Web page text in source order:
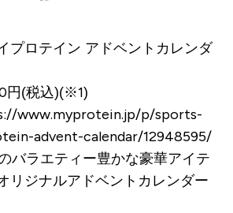
ロテイン アドベントカレンダ
円(税込)(※1)
www.myprotein.jp/p/sports-
advent-calendar/12948595/
バラエティー豊かな豪華アイテ
リジナルアドベントカレンダー